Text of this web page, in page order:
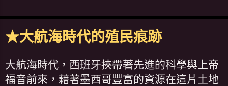
★大航海時代的殖民痕跡
大航海時代，西班牙挾帶著先進的科學與上帝
福音前來，藉著墨西哥豐富的資源在這片土地